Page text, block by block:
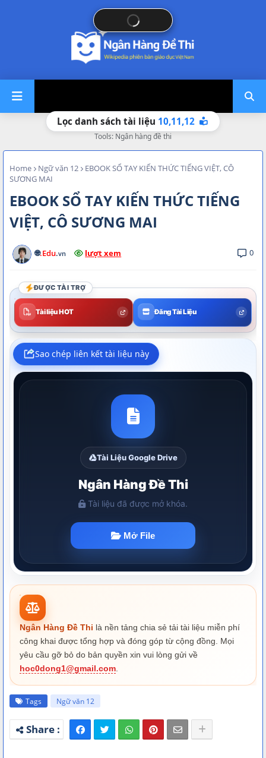
Lọc danh sách tài liệu 10,11,12
Tools: Ngân hàng đề thi
Home Ngữ văn 12
EBOOK SỔ TAY KIẾN THỨC TIẾNG VIỆT, CÔ
SƯƠNG MAI
EBOOK SỔ TAY KIẾN THỨC TIẾNG
VIỆT, CÔ SƯƠNG MAI
🌐.Edu.vn lượt xem 0
ĐƯỢC TÀI TRỢ
Tài liệu HOT Đăng Tài Liệu
Ngân Hàng Đề Thi là nền tảng chia sẻ tải tài liệu miễn phí
công khai được tổng hợp và đóng góp từ cộng đồng. Mọi
yêu cầu gỡ bỏ do bản quyền xin vui lòng gửi về
hoc0dong1@gmail.com
Tags Ngữ văn 12